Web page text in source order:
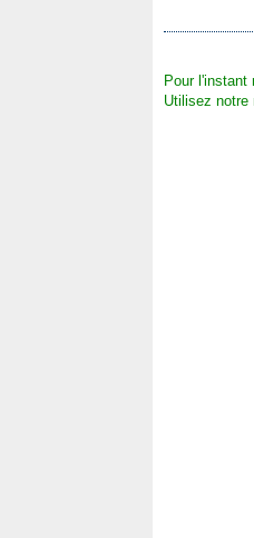
Pour l'instant
Utilisez notre